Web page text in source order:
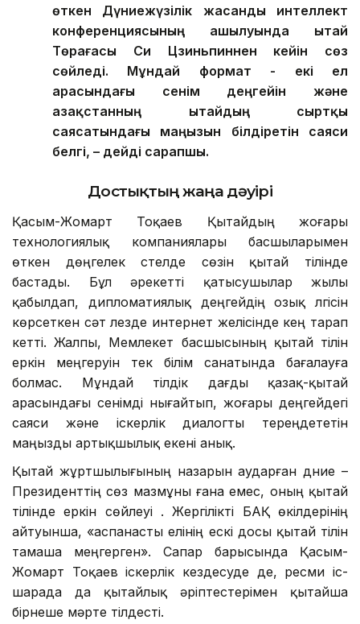
өткен Дүниежүзілік жасанды интеллект
конференциясының ашылуында Қытай
Төрағасы Си Цзиньпиннен кейін сөз
сөйледі. Мұндай формат - екі ел
арасындағы сенім деңгейін және
Қазақстанның Қытайдың сыртқы
саясатындағы маңызын білдіретін саяси
белгі, – дейді сарапшы.
Достықтың жаңа дәуірі
Қасым-Жомарт Тоқаев Қытайдың жоғары
технологиялық компаниялары басшыларымен
өткен дөңгелек үстелде сөзін қытай тілінде
бастады. Бұл әрекетті қатысушылар жылы
қабылдап, дипломатиялық деңгейдің озық үлгісін
көрсеткен сәт лезде интернет желісінде кең тарап
кетті. Жалпы, Мемлекет басшысының қытай тілін
еркін меңгеруін тек білім санатында бағалауға
болмас. Мұндай тілдік дағды қазақ-қытай
арасындағы сенімді нығайтып, жоғары деңгейдегі
саяси және іскерлік диалогты тереңдететін
маңызды артықшылық екені анық.
Қытай жұртшылығының назарын аударған дүние –
Президенттің сөз мазмұны ғана емес, оның қытай
тілінде еркін сөйлеуі . Жергілікті БАҚ өкілдерінің
айтуынша, «аспанасты елінің ескі досы қытай тілін
тамаша меңгерген». Сапар барысында Қасым-
Жомарт Тоқаев іскерлік кездесуде де, ресми іс-
шарада да қытайлық әріптестерімен қытайша
бірнеше мәрте тілдесті.